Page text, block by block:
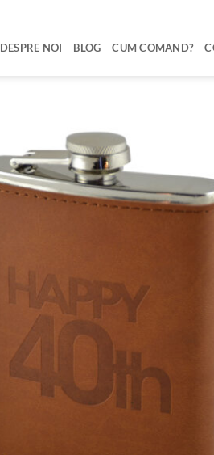
DESPRE NOI BLOG CUM COMAND?